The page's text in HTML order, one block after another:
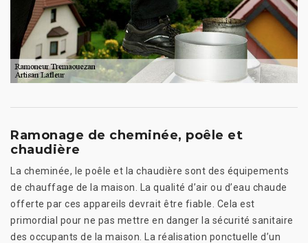
Ramonage de cheminée, poêle et
chaudière
La cheminée, le poêle et la chaudière sont des équipements
de chauffage de la maison. La qualité d’air ou d’eau chaude
offerte par ces appareils devrait être fiable. Cela est
primordial pour ne pas mettre en danger la sécurité sanitaire
des occupants de la maison. La réalisation ponctuelle d’un